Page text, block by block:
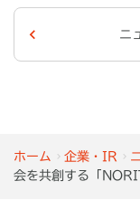
ホーム 企業・IR
会を共創する「
ニ